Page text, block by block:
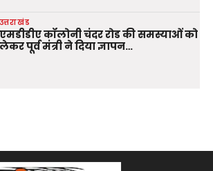
उत्तराखंड
एमडीडीए कॉलोनी चंदर रोड की समस्याओं को
लेकर पूर्व मंत्री ने दिया ज्ञापन…